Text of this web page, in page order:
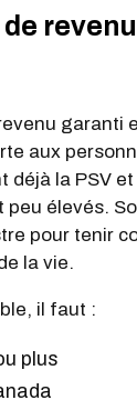
garanti
aux
déjà la PSV
peu élevés.
pour tenir
la vie.
il faut :
plus